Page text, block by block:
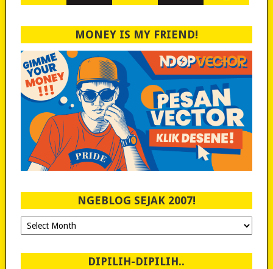
MONEY IS MY FRIEND!
NGEBLOG SEJAK 2007!
Ngeblog
Sejak
DIPILIH-DIPILIH..